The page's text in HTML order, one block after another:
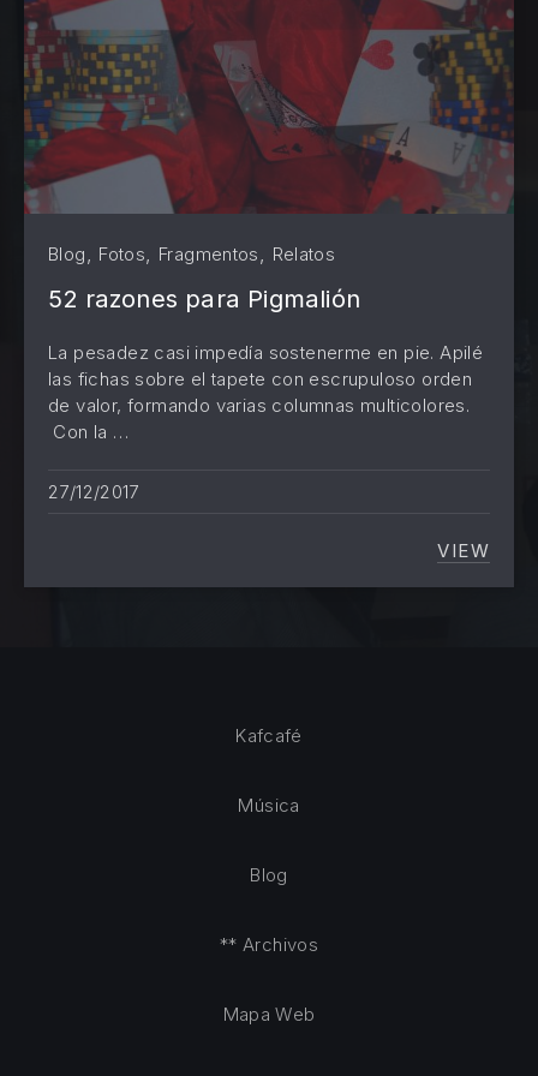
Blog, Fotos, Fragmentos, Relatos
52 razones para Pigmalión
La pesadez casi impedía sostenerme en pie. Apilé
las fichas sobre el tapete con escrupuloso orden
de valor, formando varias columnas multicolores.
Con la …
27/12/2017
VIEW
52
Kafcafé
Música
Blog
** Archivos
Mapa Web